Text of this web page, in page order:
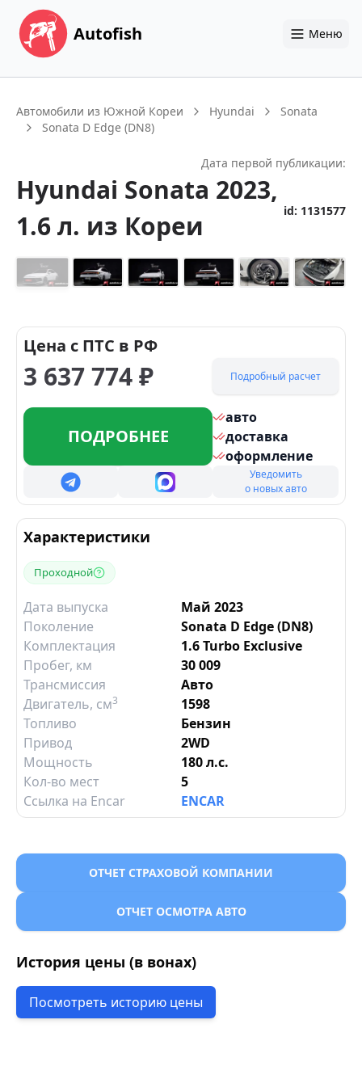
Autofish Меню
Автомобили из Южной Кореи Hyundai
Sonata
Sonata D Edge (DN8)
Дата первой публикации:
Hyundai Sonata 2023,
1.6 л. из Кореи id: 1131577
Цена с ПТС в РФ
3 637 774₽ Подробный расчет
ПОДРОБНЕЕ
авто
доставка
оформление
Уведомить
о новых авто
Характеристики
Проходной
Дата выпуска
Май 2023
Поколение
Sonata D Edge (DN8)
Комплектация
1.6 Turbo Exclusive
Пробег, км
30 009
Трансмиссия
Авто
Двигатель, см3
1598
Топливо
Бензин
Привод
2WD
Мощность
180 л.с.
Кол-во мест
5
Ссылка на Encar
ENCAR
ОТЧЕТ СТРАХОВОЙ КОМПАНИИ
ОТЧЕТ ОСМОТРА АВТО
История цены (в вонах)
Посмотреть историю цены